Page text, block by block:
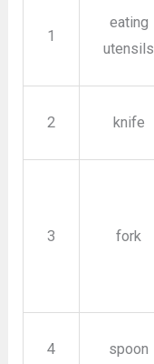
1
eating
utensils
2 knife
3 fork
4 spoon